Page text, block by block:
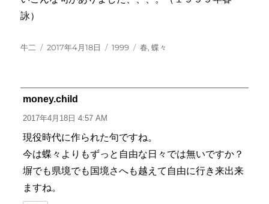
詠）
投
牛二
投
2017年4月18日
カ
1999
タ
春,蝶々
money.child
り:
2017年4月18日 4:57 AM
現役時代に作られた句ですね。
今は蝶々よりもずっと自由な日々では無いですか？
塀でも県境でも国境さへも越えて自由に行き来出来
ますね。